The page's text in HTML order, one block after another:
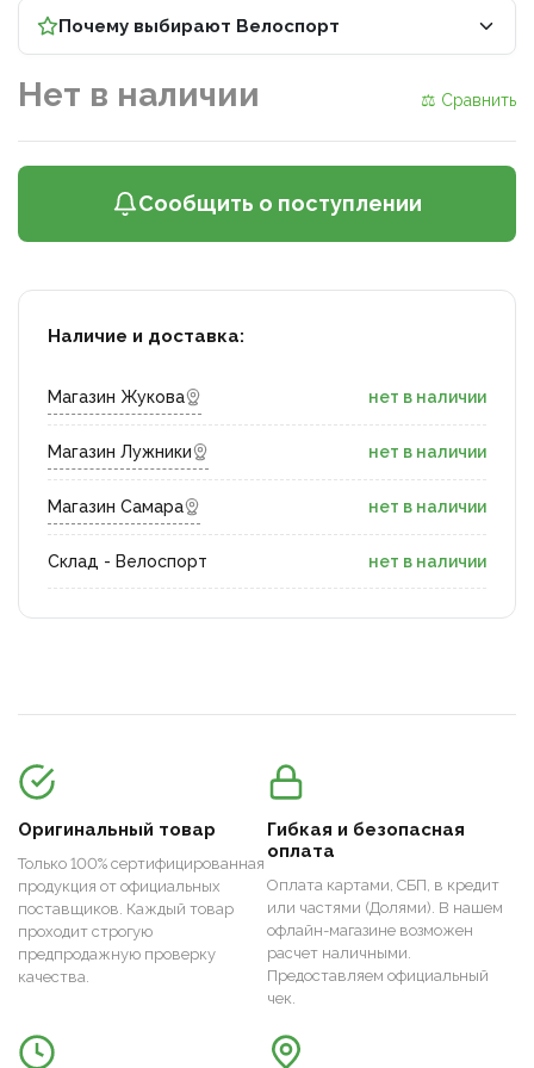
Почему выбирают Велоспорт
Нет в наличии ⚖ Сравнить
Сообщить о поступлении
Наличие и доставка:
Магазин Жукова нет в наличии
Магазин Лужники нет в наличии
Магазин Самара нет в наличии
Склад - Велоспорт нет в наличии
Оригинальный товар
Только 100% сертифицированная
продукция от официальных
поставщиков. Каждый товар
проходит строгую
предпродажную проверку
качества.
Гибкая и безопасная
оплата
Оплата картами, СБП, в кредит
или частями (Долями). В нашем
офлайн-магазине возможен
расчет наличными.
Предоставляем официальный
чек.